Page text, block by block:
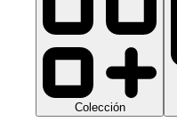
Colección